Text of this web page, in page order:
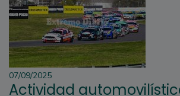
07/09/2025
Actividad